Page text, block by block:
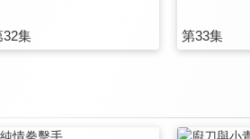
32集 第33集